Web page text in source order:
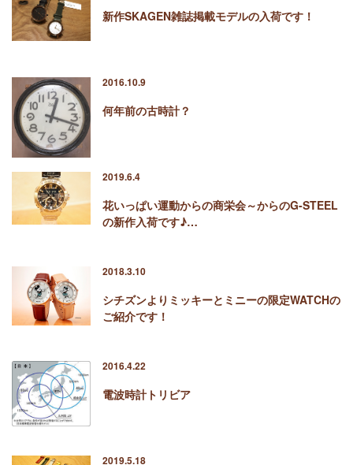
新作SKAGEN雑誌掲載モデルの入荷です！
2016.10.9
何年前の古時計？
2019.6.4
花いっぱい運動からの商栄会～からのG-STEEL
の新作入荷です♪…
2018.3.10
シチズンよりミッキーとミニーの限定WATCHの
ご紹介です！
2016.4.22
電波時計トリビア
2019.5.18